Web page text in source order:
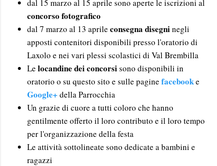
dal 15 marzo al 15 aprile sono aperte le iscrizioni al
concorso fotografico
dal 7 marzo al 13 aprile consegna disegninegli
apposti contenitori disponibili presso l'oratorio di
Laxolo e nei vari plessi scolastici di Val Brembilla
Le locandine dei concorsisono disponibili in
oratorio o su questo sito e sulle pagine facebooke
Google+ della Parrocchia
Un grazie di cuore a tutti coloro che hanno
gentilmente offerto il loro contributo e il loro tempo
per l'organizzazione della festa
Le attività sottolineate sono dedicate a bambini e
ragazzi